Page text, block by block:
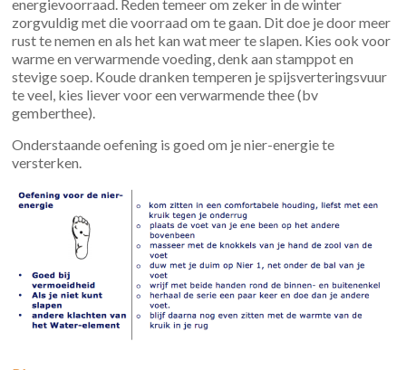
energievoorraad. Reden temeer om zeker in de winter
zorgvuldig met die voorraad om te gaan. Dit doe je door meer
rust te nemen en als het kan wat meer te slapen. Kies ook voor
warme en verwarmende voeding, denk aan stamppot en
stevige soep. Koude dranken temperen je spijsverteringsvuur
te veel, kies liever voor een verwarmende thee (bv
gemberthee).
Onderstaande oefening is goed om je nier-energie te
versterken.